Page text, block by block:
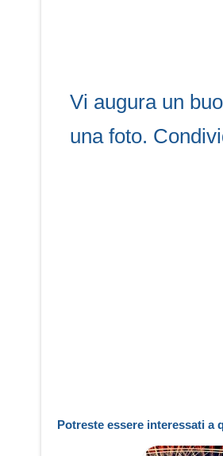
Vi augura un
una foto.
Potreste essere interessati a